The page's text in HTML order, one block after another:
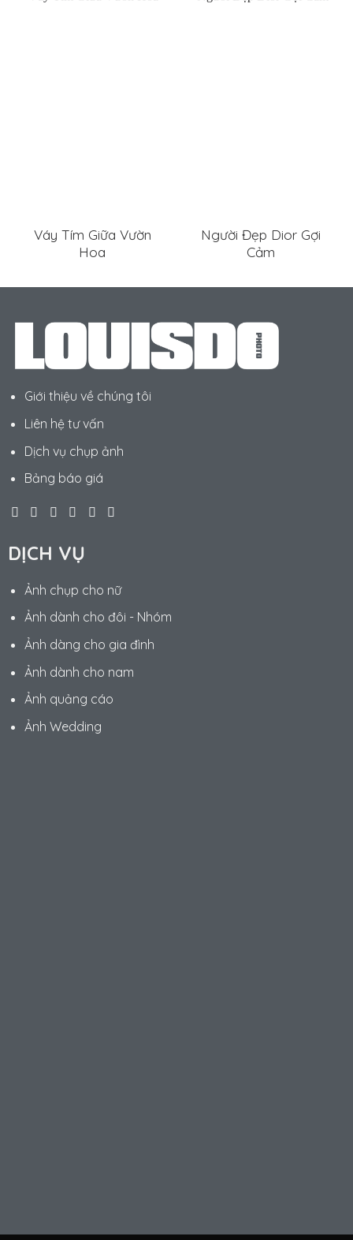
Váy Tím Giữa Vườn
Hoa
Người Đẹp Dior Gợi
Cảm
Giới thiệu về chúng tôi
Liên hệ tư vấn
Dịch vụ chụp ảnh
Bảng báo giá
DỊCH VỤ
Ảnh chụp cho nữ
Ảnh dành cho đôi - Nhóm
Ảnh dàng cho gia đình
Ảnh dành cho nam
Ảnh quảng cáo
Ảnh Wedding